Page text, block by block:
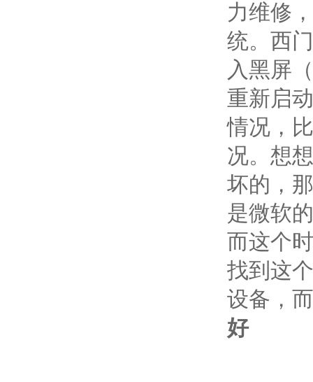
力维修
统。西
入黑屏
重新启
情况，
况。想
坏的，
是微软
而这个
找到这
设备，
好